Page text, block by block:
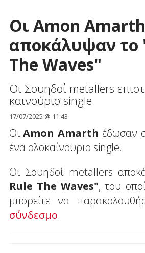
Οι Amon Amarth
αποκάλυψαν το
The Waves"
Οι Σουηδοί metallers
καινούριο single
17/07/2025 @ 11:43
ΟιAmon Amarth έδωσαν
ένα ολοκαίνουριο single.
Οι Σουηδοί metallers
Rule The Waves", του
μπορείτε να
σύνδεσμο.